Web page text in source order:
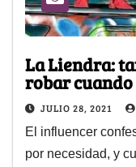
La Liendra:
robar
JULIO 28, 2021
El influencer
por necesidad, y